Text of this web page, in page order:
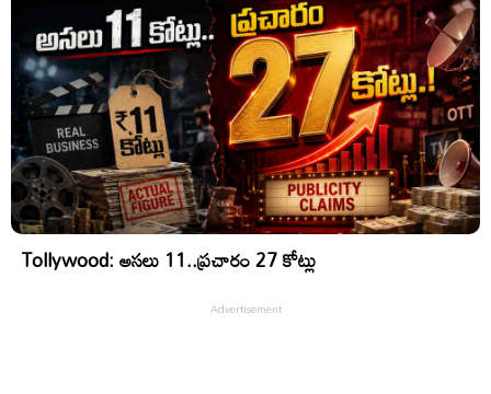
Tollywood: అసలు 11..ప్రచారం 27 కోట్లు